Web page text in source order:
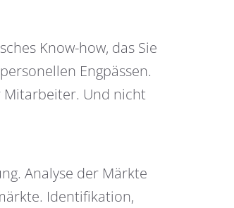
Know-how, das Sie
Engpässen.
Mitarbeiter. Und nicht
Analyse der Märkte
Identifikation,